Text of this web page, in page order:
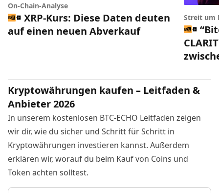
On-Chain-Analyse
XRP-Kurs: Diese Daten deuten
auf einen neuen Abverkauf
Streit um
Kryptowährungen kaufen – Leitfaden &
Anbieter 2026
In unserem kostenlosen BTC-ECHO Leitfaden zeigen
wir dir, wie du sicher und Schritt für Schritt in
Kryptowährungen investieren kannst. Außerdem
erklären wir, worauf du beim Kauf von Coins und
Token achten solltest.